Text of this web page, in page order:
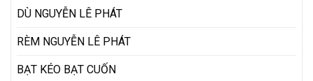
DÙ NGUYỄN LÊ PHÁT
RÈM NGUYỄN LÊ PHÁT
BẠT KÉO BẠT CUỐN